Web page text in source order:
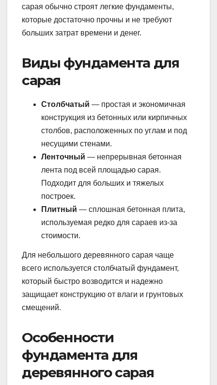
сарая обычно строят легкие фундаменты,
которые достаточно прочны и не требуют
больших затрат времени и денег.
Виды фундамента для
сарая
Столбчатый — простая и экономичная
конструкция из бетонных или кирпичных
столбов, расположенных по углам и под
несущими стенами.
Ленточный — непрерывная бетонная
лента под всей площадью сарая.
Подходит для больших и тяжелых
построек.
Плитный — сплошная бетонная плита,
используемая редко для сараев из-за
стоимости.
Для небольшого деревянного сарая чаще
всего используется столбчатый фундамент,
который быстро возводится и надежно
защищает конструкцию от влаги и грунтовых
смещений.
Особенности
фундамента для
деревянного сарая